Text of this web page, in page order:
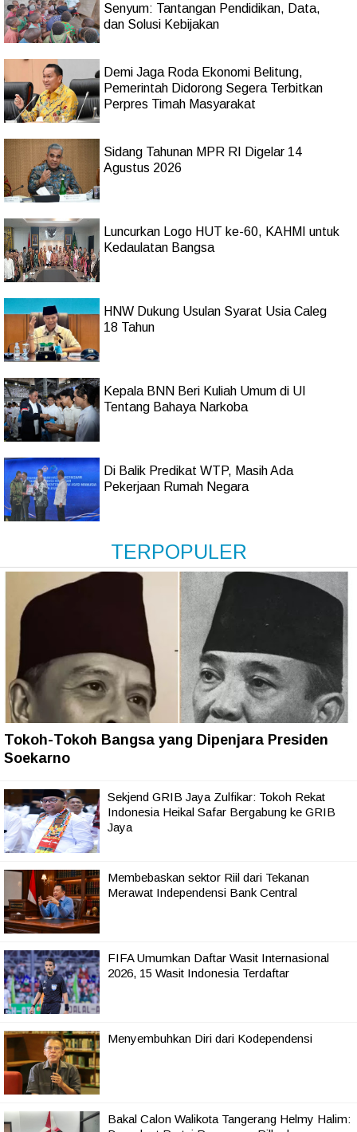
Senyum: Tantangan Pendidikan, Data,
dan Solusi Kebijakan
Demi Jaga Roda Ekonomi Belitung,
Pemerintah Didorong Segera Terbitkan
Perpres Timah Masyarakat
Sidang Tahunan MPR RI Digelar 14
Agustus 2026
Luncurkan Logo HUT ke-60, KAHMI untuk
Kedaulatan Bangsa
HNW Dukung Usulan Syarat Usia Caleg
18 Tahun
Kepala BNN Beri Kuliah Umum di UI
Tentang Bahaya Narkoba
Di Balik Predikat WTP, Masih Ada
Pekerjaan Rumah Negara
TERPOPULER
Tokoh-Tokoh Bangsa yang Dipenjara Presiden
Soekarno
Sekjend GRIB Jaya Zulfikar: Tokoh Rekat
Indonesia Heikal Safar Bergabung ke GRIB
Jaya
Membebaskan sektor Riil dari Tekanan
Merawat Independensi Bank Central
FIFA Umumkan Daftar Wasit Internasional
2026, 15 Wasit Indonesia Terdaftar
Menyembuhkan Diri dari Kodependensi
Bakal Calon Walikota Tangerang Helmy Halim: